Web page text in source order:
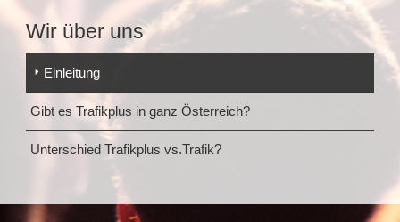
Wir über uns
Einleitung
Gibt es Trafikplus in ganz Österreich?
Unterschied Trafikplus vs.Trafik?